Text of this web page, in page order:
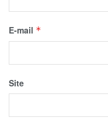
E-mail *
Site